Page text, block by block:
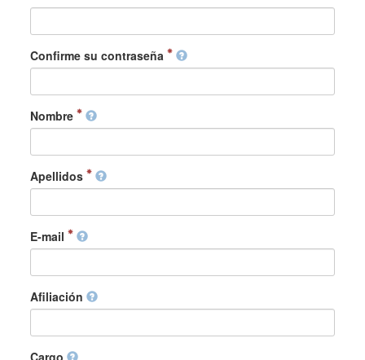
Confirme su contraseña
Nombre
Apellidos
E-mail
Afiliación
Cargo